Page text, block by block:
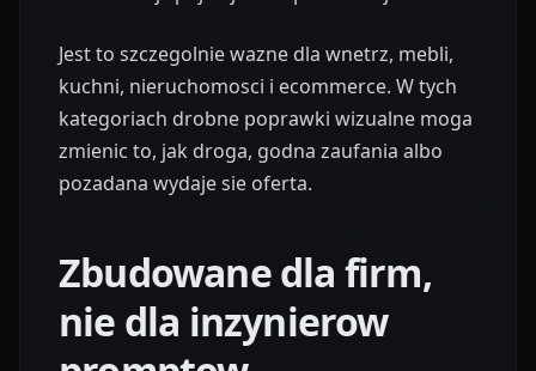
Jest to szczegolnie wazne dla wnetrz, mebli,
kuchni, nieruchomosci i ecommerce. W tych
kategoriach drobne poprawki wizualne moga
zmienic to, jak droga, godna zaufania albo
pozadana wydaje sie oferta.
Zbudowane dla firm,
nie dla inzynierow